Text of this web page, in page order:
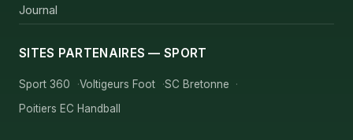
Journal
SITES PARTENAIRES — SPORT
Sport 360 Voltigeurs Foot
SC Bretonne
Poitiers EC Handball